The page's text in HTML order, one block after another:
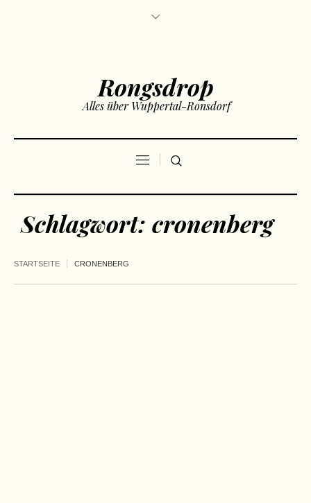
Rongsdrop
Alles über Wuppertal-Ronsdorf
Schlagwort: cronenberg
STARTSEITE CRONENBERG